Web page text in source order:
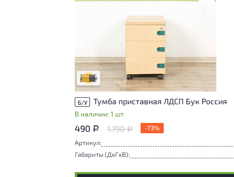
Товар может иметь незначительные
повреждения и/или следы эксплуатации,
использования
Удовлетворительный износ
Б/У Тумба приставная ЛДСП Бук Россия
В наличии: 1 шт
490 Р 1.790Р
-73%
Артикул:
Габариты (ДxГxВ):